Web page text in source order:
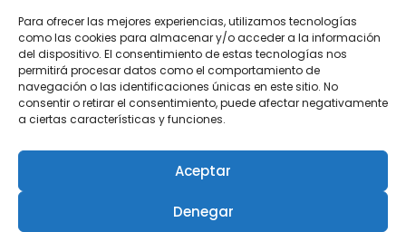
Para ofrecer las mejores experiencias, utilizamos tecnologías
como las cookies para almacenar y/o acceder a la información
del dispositivo. El consentimiento de estas tecnologías nos
permitirá procesar datos como el comportamiento de
navegación o las identificaciones únicas en este sitio. No
consentir o retirar el consentimiento, puede afectar negativamente
a ciertas características y funciones.
Aceptar
Denegar
Marcos Mateos, publica en La
Verdad un artículo sobre el
impacto económico y social del
calor extremo
Premios ESG